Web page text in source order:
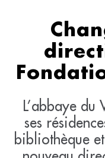
L’abbaye du
ses
bibliothèque